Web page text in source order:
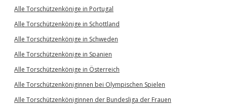
Alle Torschützenkönige in Portugal
Alle Torschützenkönige in Schottland
Alle Torschützenkönige in Schweden
Alle Torschützenkönige in Spanien
Alle Torschützenkönige in Österreich
Alle Torschützenköniginnen bei Olympischen Spielen
Alle Torschützenköniginnen der Bundesliga der Frauen